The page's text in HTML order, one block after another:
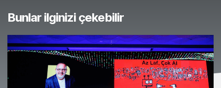
Bunlar ilginizi çekebilir